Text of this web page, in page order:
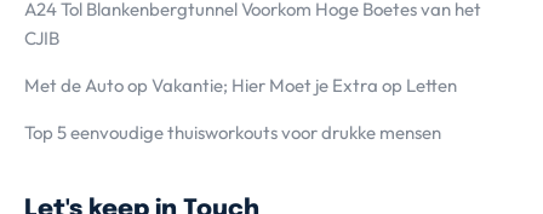
A24 Tol Blankenbergtunnel Voorkom Hoge Boetes van het
CJIB
Met de Auto op Vakantie; Hier Moet je Extra op Letten
Top 5 eenvoudige thuisworkouts voor drukke mensen